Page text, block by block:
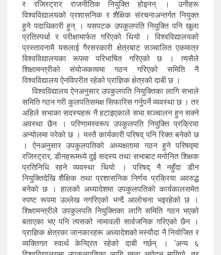
र रजिस्ट्रार राजनीतिक नियुक्ति होइनन् । उनीहरू
विश्वविद्यालयको प्रशासनिक र शैक्षिक संरचनाअन्तर्गत नियुक्त
हुने पदाधिकारी हुन् । यसपटक उपकुलपति नियुक्ति पनि खुला
प्रतिस्पर्धा र परीक्षामार्फत गरिएको थियो । विश्वविद्यालयको
प्रस्तावनामै यसलाई गैरसरकारी क्षेत्रबाट सञ्चालित एकमात्र
विश्वविद्यालयका रूपमा परिभाषित गरिएको छ । त्यसैले
शिक्षामन्त्रीको संयोजकत्वमा गठन गरिएको समिति नै
विश्वविद्यालय ऐनविपरीत रहेको प्राज्ञिक क्षेत्रको दाबी छ ।
विश्वविद्यालय ऐनअनुसार उपकुलपति नियुक्तिका लागि सभाले
समिति गठन गरी कुलपतिसमक्ष सिफारिस गर्नुपर्ने व्यवस्था छ । तर
अहिले सभाका सदस्यहरू नै हटाइएकाले सभा सञ्चालन हुन सक्ने
अवस्था छैन । परिणामस्वरूप उपकुलपति नियुक्ति प्रक्रिया
अन्योलमा परेको छ । यस्तै कार्यकारी परिषद् पनि रिक्त बनेको छ
। ऐनअनुसार उपकुलपतिको अध्यक्षतामा गठन हुने परिषद्मा
रजिस्ट्रार, डीनहरूमध्ये दुई सदस्य तथा सभाबाट मनोनित शिक्षक
प्रतिनिधि रहने व्यवस्था थियो । परिषद् नै नहुँदा डीन
नियुक्तिदेखि शैक्षिक तथा प्रशासनिक निर्णय प्रक्रिया अवरुद्ध
बनेको छ । हालको अध्यादेशमा उपकुलपतिको कार्यकालसमेत
स्पष्ट रूपमा उल्लेख नगरिएको भन्दै आलोचना भइरहेको छ ।
शिक्षामन्त्रीले उपकुलपति नियुक्तिका लागि समिति गठन भएको
बताएका भए पनि त्यसको नामावली सार्वजनिक गरिएको छैन ।
प्राज्ञिक क्षेत्रका जानकारहरू अध्यादेशको मस्यौदा नै नियोजित र
व्यक्तिगत स्वार्थ केन्द्रित रहेको दाबी गर्छन् । ‘अन्य ६